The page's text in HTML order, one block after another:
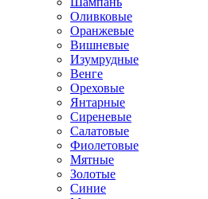
Оливковые
Оранжевые
Вишневые
Изумрудные
Венге
Ореховые
Янтарные
Сиреневые
Салатовые
Фиолетовые
Мятные
Золотые
Синие